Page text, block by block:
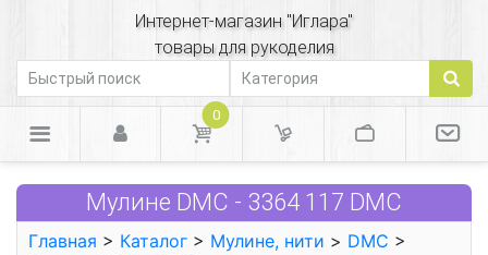
Интернет-магазин "Иглара"
товары для рукоделия
0
Мулине DMC - 3364 117 DMC
Главная > Каталог > Мулине, нити > DMC >